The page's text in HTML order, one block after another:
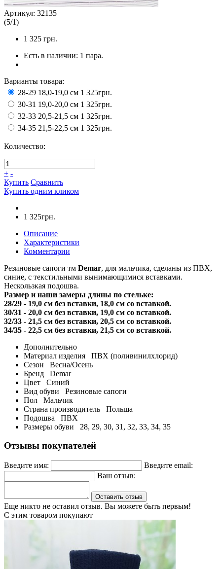
Артикул: 32135
(5/1)
1 325 грн.
Есть в наличии: 1 пара.
Варианты товара:
28-29 18,0-19,0 см 1 325грн.
30-31 19,0-20,0 см 1 325грн.
32-33 20,5-21,5 см 1 325грн.
34-35 21,5-22,5 см 1 325грн.
Количество:
+ -
Купить Сравнить
Купить одним кликом
1 325грн.
Описание
Характеристики
Комментарии
Резиновые сапоги тм Demar, для мальчика, сделаны из ПВХ,
синие, с текстильными вынимающимися вставками.
Нескользкая подошва.
Размер и наши замеры длины по стельке:
28/29 - 19,0 см без вставки, 18,0 см со вставкой.
30/31 - 20,0 см без вставки, 19,0 см со вставкой.
32/33 - 21,5 см без вставки, 20,5 см со вставкой.
34/35 - 22,5 см без вставки, 21,5 см со вставкой.
Дополнительно
Материал изделия
ПВХ (поливинилхлорид)
Сезон
Весна/Осень
Бренд
Demar
Цвет
Синий
Вид обуви
Резиновые сапоги
Пол
Мальчик
Страна производитель
Польша
Подошва
ПВХ
Размеры обуви
28, 29, 30, 31, 32, 33, 34, 35
Отзывы покупателей
Введите имя:
Введите email:
Ваш отзыв:
Оставить отзыв
Еще никто не оставил отзыв. Вы можете быть первым!
С этим товаром покупают